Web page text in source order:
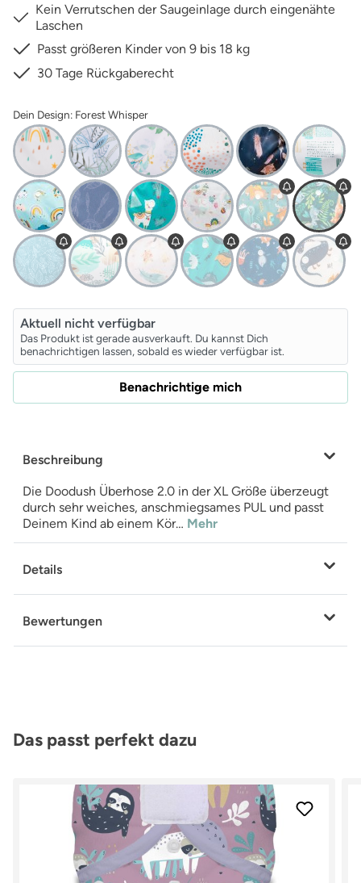
Kein Verrutschen der Saugeinlage durch eingenähte
Laschen
Passt größeren Kinder von 9 bis 18 kg
30 Tage Rückgaberecht
Dein Design: Forest Whisper
Aktuell nicht verfügbar
Das Produkt ist gerade ausverkauft. Du kannst Dich
benachrichtigen lassen, sobald es wieder verfügbar ist.
Benachrichtige mich
Beschreibung
Die Doodush Überhose 2.0 in der XL Größe überzeugt
durch sehr weiches, anschmiegsames PUL und passt
Deinem Kind ab einem Kör… Mehr
Details
Bewertungen
Produktgalerie überspringen
Das passt perfekt dazu